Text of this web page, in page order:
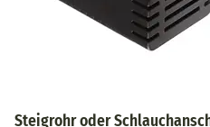
Steigrohr oder